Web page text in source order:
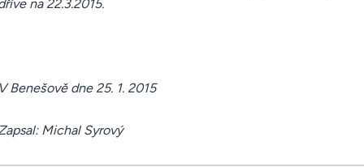
na 22.3.2015.
Benešově dne 25. 1. 2015
Michal Syrový